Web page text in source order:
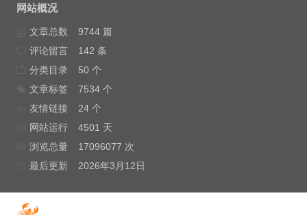
网站概况
文章总数
9744 篇
评论留言
142 条
分类目录
50 个
文章标签
7534 个
友情链接
24 个
网站运行
4501 天
浏览总量
17096077 次
最后更新
2026年3月12日